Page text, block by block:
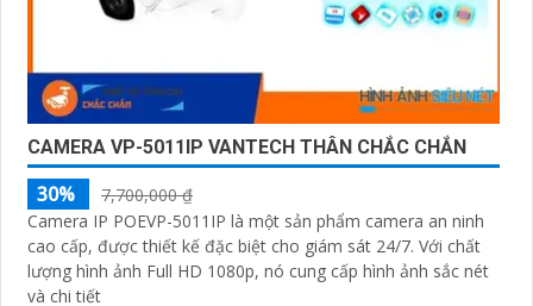
CAMERA VP-5011IP VANTECH THÂN CHẮC CHẮN
30%
7,700,000 ₫
Camera IP POEVP-5011IP là một sản phẩm camera an ninh
cao cấp, được thiết kế đặc biệt cho giám sát 24/7. Với chất
lượng hình ảnh Full HD 1080p, nó cung cấp hình ảnh sắc nét
và chi tiết